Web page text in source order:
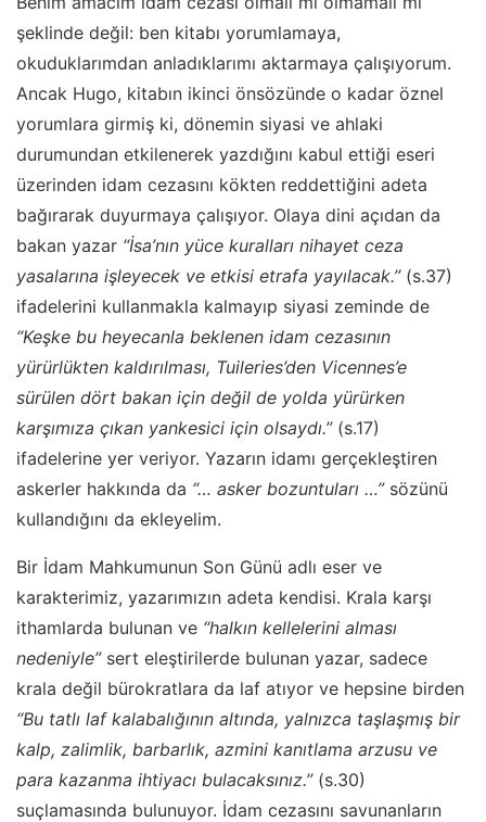
şeklinde değil: ben kitabı yorumlamaya,
okuduklarımdan anladıklarımı aktarmaya çalışıyorum.
Ancak Hugo, kitabın ikinci önsözünde o kadar öznel
yorumlara girmiş ki, dönemin siyasi ve ahlaki
durumundan etkilenerek yazdığını kabul ettiği eseri
üzerinden idam cezasını kökten reddettiğini adeta
bağırarak duyurmaya çalışıyor. Olaya dini açıdan da
bakan yazar “İsa’nın yüce kuralları nihayet ceza
yasalarına işleyecek ve etkisi etrafa yayılacak.’’(s.37)
ifadelerini kullanmakla kalmayıp siyasi zeminde de
“Keşke bu heyecanla beklenen idam cezasının
yürürlükten kaldırılması, Tuileries’den Vicennes’e
sürülen dört bakan için değil de yolda yürürken
karşımıza çıkan yankesici için olsaydı.’’(s.17)
ifadelerine yer veriyor. Yazarın idamı gerçekleştiren
askerler hakkında da “… asker bozuntuları …”sözünü
kullandığını da ekleyelim.
Bir İdam Mahkumunun Son Günü adlı eser ve
karakterimiz, yazarımızın adeta kendisi. Krala karşı
ithamlarda bulunan ve “halkın kellelerini alması
nedeniyle”sert eleştirilerde bulunan yazar, sadece
krala değil bürokratlara da laf atıyor ve hepsine birden
“Bu tatlı laf kalabalığının altında, yalnızca taşlaşmış bir
kalp, zalimlik, barbarlık, azmini kanıtlama arzusu ve
para kazanma ihtiyacı bulacaksınız.’’(s.30)
suçlamasında bulunuyor. İdam cezasını savunanların